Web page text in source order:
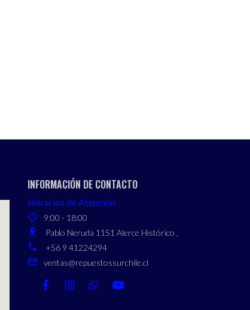
INFORMACIÓN DE CONTACTO
Horarios de Atención
9:00 - 18:00
Pablo Neruda 1151 Alerce Histórico ,
+56 9 41224294
ventas@repuestossurchile.cl